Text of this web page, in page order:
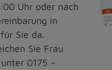
Uhr oder nach
in
Sie da.
Sie Frau
0175 –